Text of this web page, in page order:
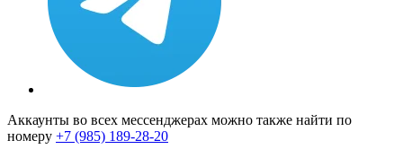
Аккаунты во всех мессенджерах можно также найти по
номеру +7 (985) 189-28-20